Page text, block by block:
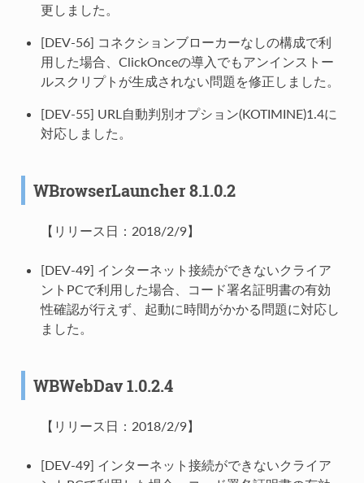
更しました。
[DEV-56] コネクションブローカーなしの構成で利
用した場合、ClickOnceの導入でもアンインストー
ルスクリプトが生成されない問題を修正しました。
[DEV-55] URL自動判別オプション(KOTIMINE)1.4に
対応しました。
WBrowserLauncher 8.1.0.2
【リリース日：2018/2/9】
[DEV-49] インターネット接続ができないクライア
ントPCで利用した場合、コード署名証明書の有効
性確認が行えず、起動に時間がかかる問題に対応し
ました。
WBWebDav 1.0.2.4
【リリース日：2018/2/9】
[DEV-49] インターネット接続ができないクライア